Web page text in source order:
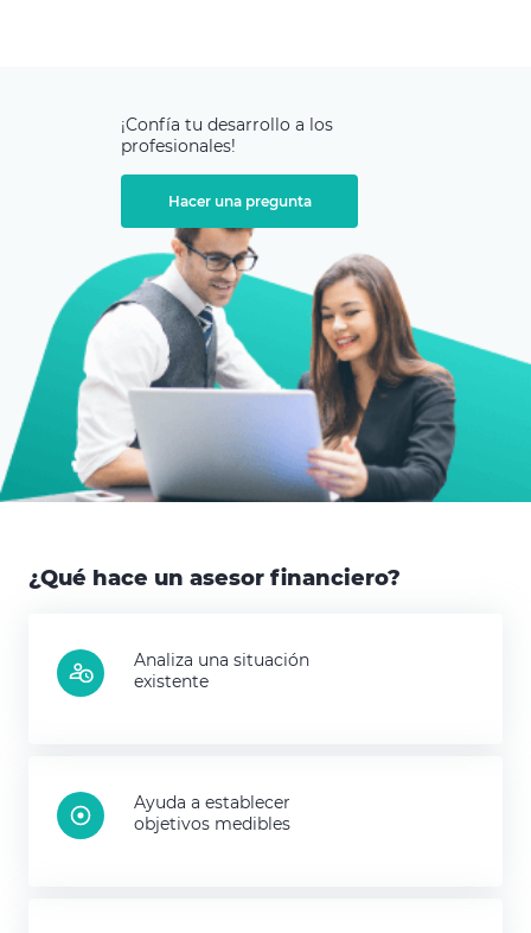
¡Confía tu desarrollo a los
profesionales!
Hacer una pregunta
¿Qué hace un asesor financiero?
Analiza una situación
existente
Ayuda a establecer
objetivos medibles